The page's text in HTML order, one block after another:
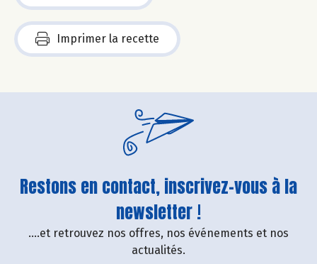
Imprimer la recette
Restons en contact, inscrivez-vous à la
newsletter !
....et retrouvez nos offres, nos événements et nos
actualités.